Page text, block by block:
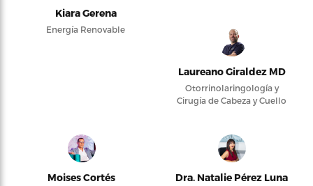
Kiara Gerena
Energía Renovable
Laureano Giraldez MD
Otorrinolaringología y
Cirugía de Cabeza y Cuello
Moises Cortés Dra. Natalie Pérez Luna